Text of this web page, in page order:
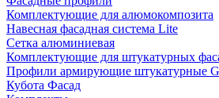
Комплектующие для алюмокомпозита
Навесная фасадная система Lite
Сетка алюминиевая
Комплектующие для штукатурных
Профили армирующие штукатурные
Кубота Фасад